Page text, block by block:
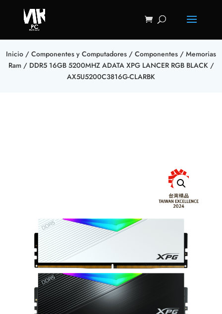
Inicio / Componentes y Computadores / Componentes / Memorias
Ram/ DDR5 16GB 5200MHZ ADATA XPG LANCER RGB BLACK /
AX5U5200C3816G-CLARBK